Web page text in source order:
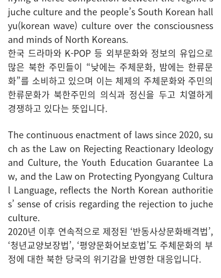
juche culture and the people’s South Korean hall
yu(korean wave) culture over the consciousness
and minds of North Koreans.
한국 드라마와 K-POP 등 외부문화와 정보의 유입으로
많은 북한 주민들이 “낮에는 주체문화, 밤에는 한류문
화”를 소비하고 있으며 이는 체제의 주체문화와 주민의
한류문화가 북한주민의 의식과 정신을 두고 치열하게
경쟁하고 있다는 뜻입니다.
The continuous enactment of laws since 2020, su
ch as the Law on Rejecting Reactionary Ideology
and Culture, the Youth Education Guarantee La
w, and the Law on Protecting Pyongyang Cultura
l Language, reflects the North Korean authoritie
s’ sense of crisis regarding the rejection to juche
culture.
2020년 이후 연속적으로 제정된 ‘반동사상문화배격법’,
‘청년교양보장법’, ‘평양문화어보호법’도 주체문화의 부
정에 대한 북한 당국의 위기감을 반영한 대응입니다.